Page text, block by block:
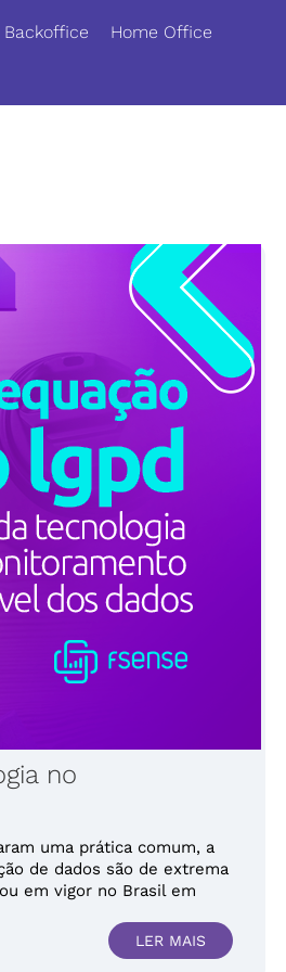
Backoffice Home Office
no
uma prática comum, a
de dados são de extrema
em vigor no Brasil em
LER MAIS